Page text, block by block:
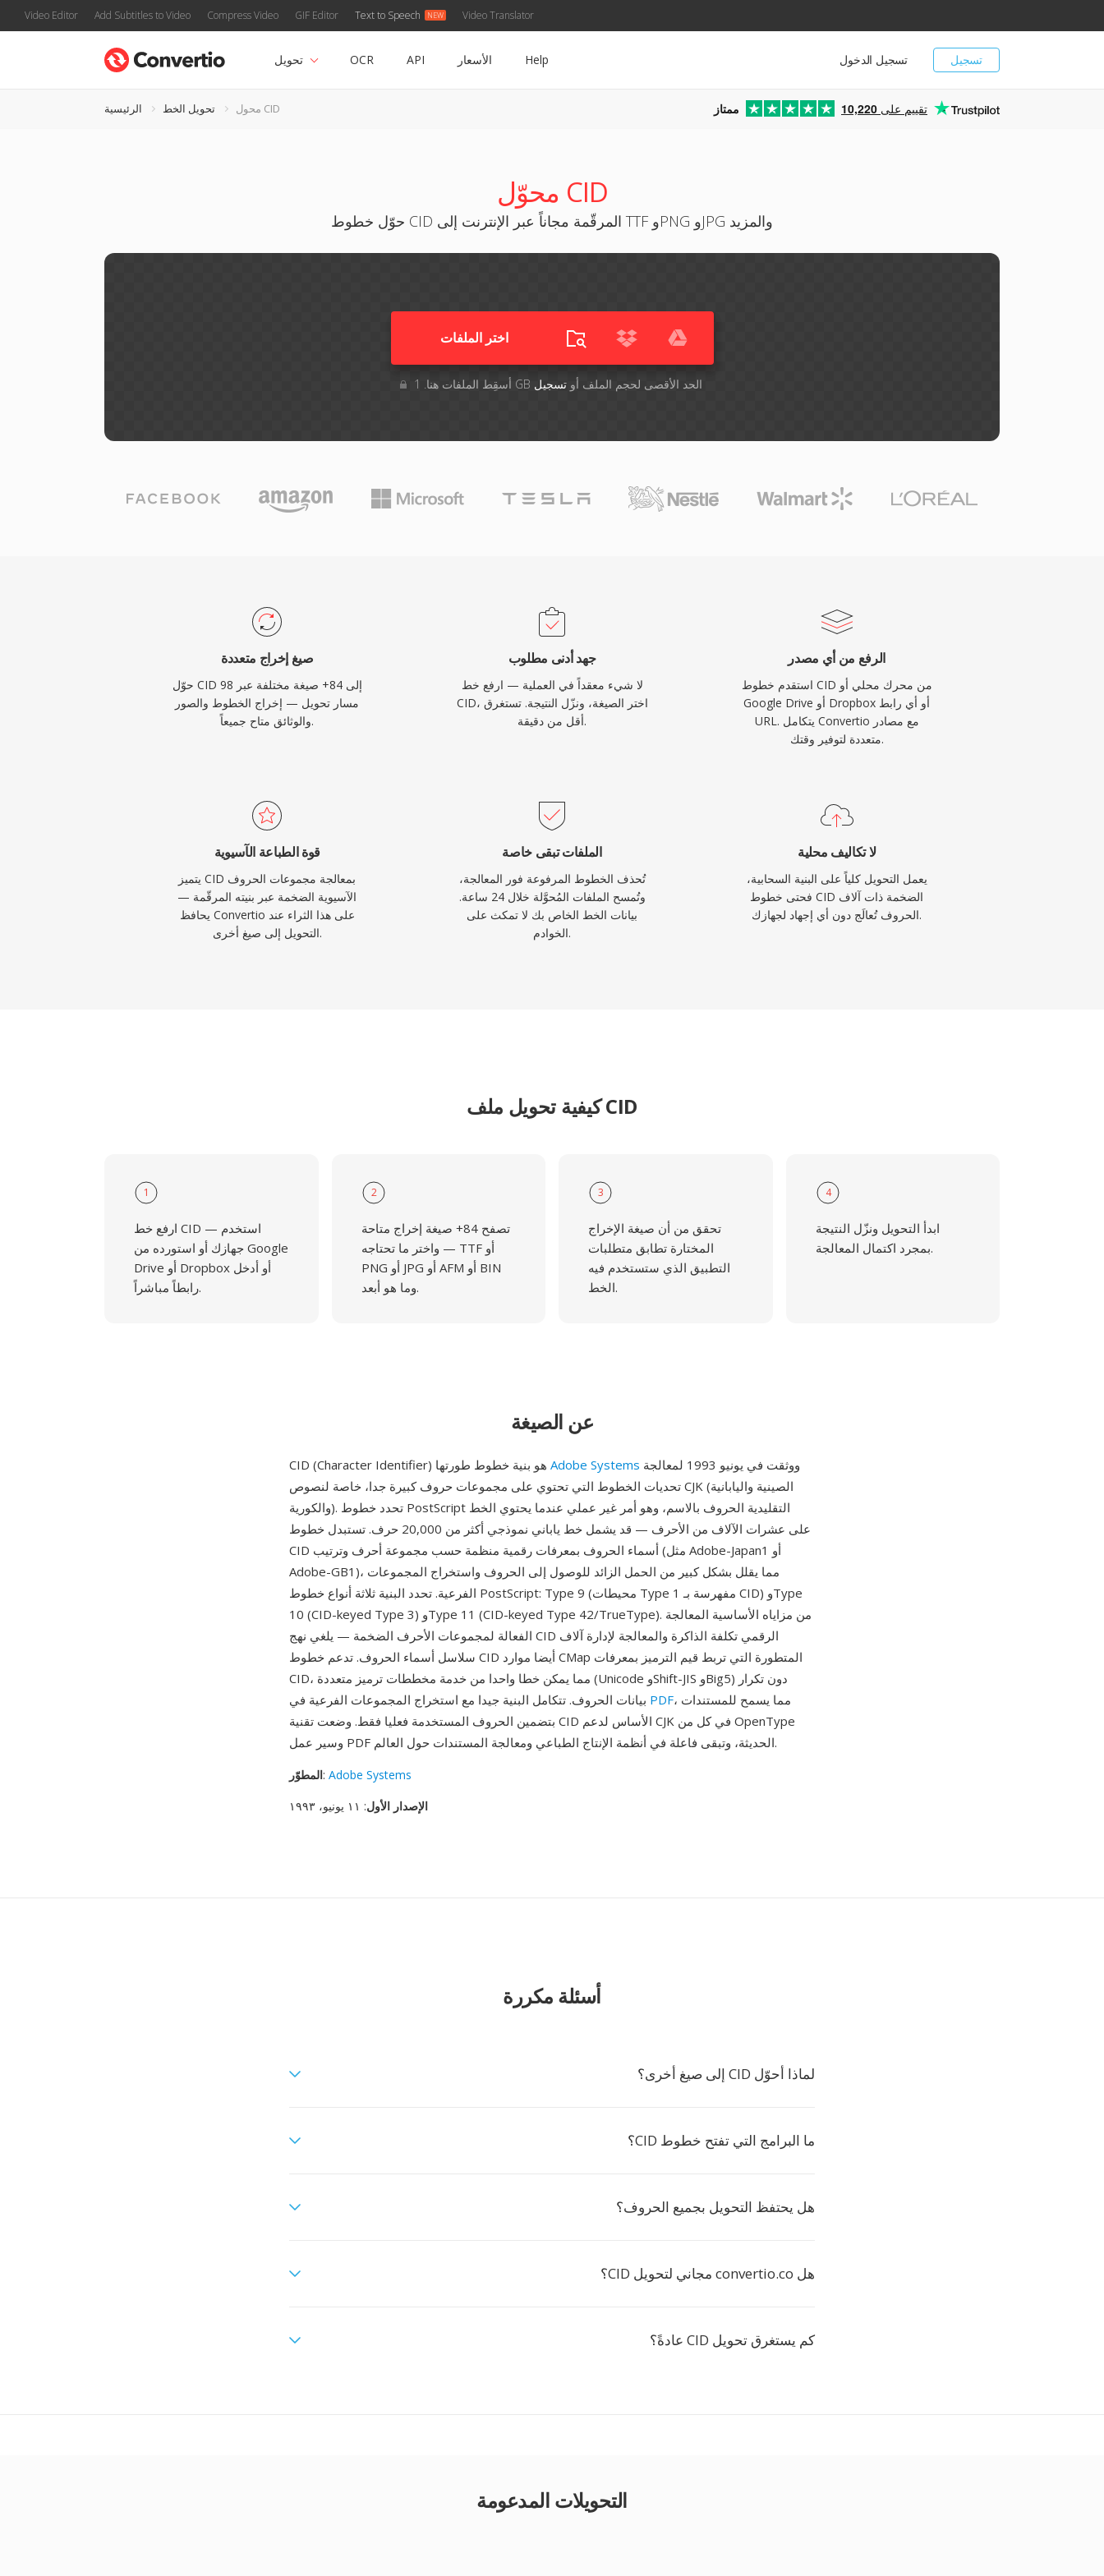
Video Editor Add Subtitles to Video Compress Video GIF Editor Text to Speech Video Translator
تسجيل تسجيل الدخول تحويل OCR API الأسعار Help
الرئيسية تحويل الخط محول CID ممتاز 10,220 تقييم على
محوّل CID
حوّل خطوط CID المرقّمة مجاناً عبر الإنترنت إلى TTF وPNG وJPG والمزيد
اختر الملفات
أسقِط الملفات هنا. 1 GB الحد الأقصى لحجم الملف أوتسجيل
صيغ إخراج متعددة
حوّل CID إلى 84+ صيغة مختلفة عبر 98
مسار تحويل — إخراج الخطوط والصور
والوثائق متاح جميعاً.
جهد أدنى مطلوب
لا شيء معقداً في العملية — ارفع خط
CID، اختر الصيغة، ونزّل النتيجة. تستغرق
أقل من دقيقة.
الرفع من أي مصدر
استقدم خطوط CID من محرك محلي أو
Google Drive أو Dropbox أو أي رابط
URL. يتكامل Convertio مع مصادر
متعددة لتوفير وقتك.
قوة الطباعة الآسيوية
يتميز CID بمعالجة مجموعات الحروف
الآسيوية الضخمة عبر بنيته المرقّمة —
يحافظ Convertio على هذا الثراء عند
التحويل إلى صيغ أخرى.
الملفات تبقى خاصة
تُحذف الخطوط المرفوعة فور المعالجة،
وتُمسح الملفات المُحوَّلة خلال 24 ساعة.
بيانات الخط الخاص بك لا تمكث على
الخوادم.
لا تكاليف محلية
يعمل التحويل كلياً على البنية السحابية،
فحتى خطوط CID الضخمة ذات آلاف
الحروف تُعالَج دون أي إجهاد لجهازك.
كيفية تحويل ملف CID
1
ارفع خط CID — استخدم
جهازك أو استورده من Google
Drive أو Dropbox أو أدخل
رابطاً مباشراً.
2
تصفح 84+ صيغة إخراج متاحة
واختر ما تحتاجه — TTF أو
PNG أو JPG أو AFM أو BIN
وما هو أبعد.
3
تحقق من أن صيغة الإخراج
المختارة تطابق متطلبات
التطبيق الذي ستستخدم فيه
الخط.
4
ابدأ التحويل ونزّل النتيجة
بمجرد اكتمال المعالجة.
عن الصيغة
Adobe Systems
تحديات الخطوط التي تحتوي على مجموعات حروف كبيرة جدا، خاصة لنصوص CJK (الصينية واليابانية
والكورية). تحدد خطوط PostScript التقليدية الحروف بالاسم، وهو أمر غير عملي عندما يحتوي الخط
على عشرات الآلاف من الأحرف — قد يشمل خط ياباني نموذجي أكثر من 20,000 حرف. تستبدل خطوط
CID أسماء الحروف بمعرفات رقمية منظمة حسب مجموعة أحرف وترتيب (مثل Adobe-Japan1 أو
Adobe-GB1)، مما يقلل بشكل كبير من الحمل الزائد للوصول إلى الحروف واستخراج المجموعات
الفرعية. تحدد البنية ثلاثة أنواع خطوط PostScript: Type 9 (محيطات Type 1 مفهرسة بـ CID) وType
10 (CID-keyed Type 3) وType 11 (CID-keyed Type 42/TrueType). من مزاياه الأساسية المعالجة
الفعالة لمجموعات الأحرف الضخمة — يلغي نهج CID الرقمي تكلفة الذاكرة والمعالجة لإدارة آلاف
سلاسل أسماء الحروف. تدعم خطوط CID أيضا موارد CMap المتطورة التي تربط قيم الترميز بمعرفات
CID، مما يمكن خطا واحدا من خدمة مخططات ترميز متعددة (Unicode وShift-JIS وBig5) دون تكرار
PDF، مما يسمح للمستندات
بتضمين الحروف المستخدمة فعليا فقط. وضعت تقنية CID الأساس لدعم CJK في كل من OpenType
وسير عمل PDF الحديثة، وتبقى فاعلة في أنظمة الإنتاج الطباعي ومعالجة المستندات حول العالم.
المطوّر: Adobe Systems
الإصدار الأول: ١١ يونيو، ١٩٩٣
أسئلة مكررة
لماذا أحوّل CID إلى صيغ أخرى؟
ما البرامج التي تفتح خطوط CID؟
هل يحتفظ التحويل بجميع الحروف؟
هل convertio.co مجاني لتحويل CID؟
كم يستغرق تحويل CID عادةً؟
التحويلات المدعومة